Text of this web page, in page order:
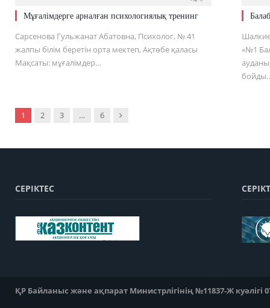
Мұғалімдерге арналған психологиялық тренинг
Сарсенова Гульжанат Абатовна, Психолог, № 41
жалпы білім беретін орта мектеп, Ақтөбе қаласы
Мақсаты: мұғалімдер…
«№1
1 2 3 … 6 Next
СЕРІКТЕС
ҚР Байланыс және ақпарат Министрлігінің №11837-Ж куәлігі